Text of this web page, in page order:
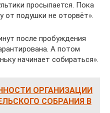
просыпается. Пока
от подушки не оторвёт».
после пробуждения
А потом
начинает собираться».
ОРГАНИЗАЦИИ
СОБРАНИЯ В